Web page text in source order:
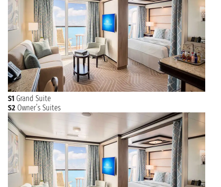
S1 Grand Suite
S2 Owner’s Suites